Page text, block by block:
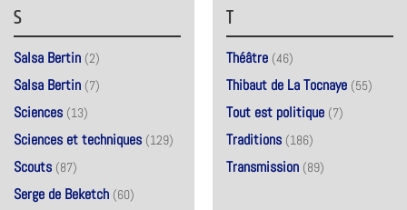
S
Salsa Bertin (2)
Salsa Bertin (7)
Sciences (13)
Sciences et techniques (129)
Scouts (87)
Serge de Beketch (60)
T
Théâtre (46)
Thibaut de La Tocnaye (55)
Tout est politique (7)
Traditions (186)
Transmission (89)